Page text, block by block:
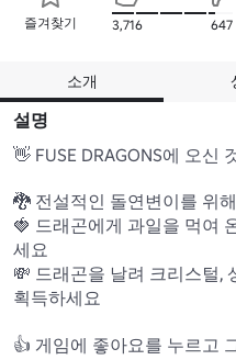
즐겨찾기 3,716 647
소개
설명
👋 FUSE DRAGONS에 오신
🐉 전설적인 돌연변이를 위
🍓 드래곤에게 과일을 먹여
세요
💸 드래곤을 날려 크리스털,
획득하세요
👍 게임에 좋아요를 누르고